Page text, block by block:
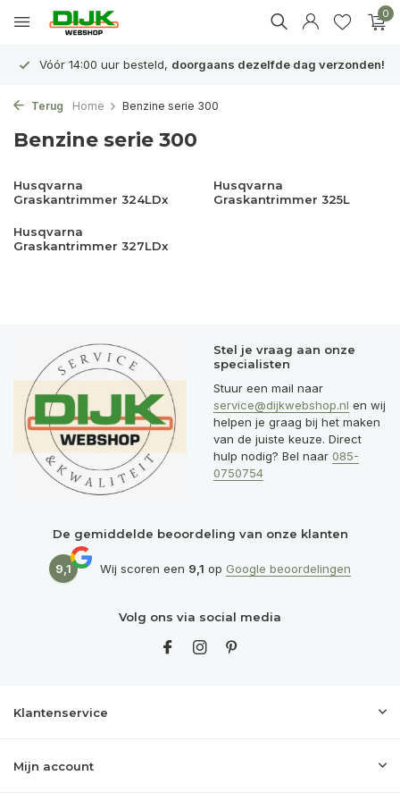
0
Vóór 14:00 uur besteld, doorgaans dezelfde dag verzonden!
Terug Home Benzine serie 300
Benzine serie 300
Husqvarna
Graskantrimmer 324LDx
Husqvarna
Graskantrimmer 325L
Husqvarna
Graskantrimmer 327LDx
Stel je vraag aan onze
specialisten
Stuur een mail naar
service@dijkwebshop.nl en wij
helpen je graag bij het maken
van de juiste keuze. Direct
hulp nodig? Bel naar 085-
0750754
De gemiddelde beoordeling van onze klanten
9,1 Wij scoren een 9,1 op Google beoordelingen
Volg ons via social media
Klantenservice
Mijn account